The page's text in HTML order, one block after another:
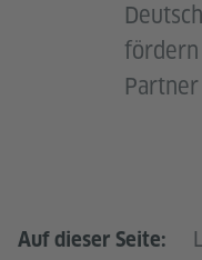
fördern
Partner
Auf dieser Seite: